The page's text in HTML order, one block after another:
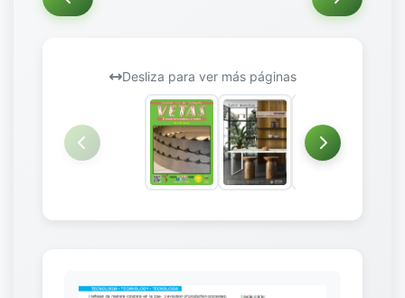
Desliza para ver más páginas